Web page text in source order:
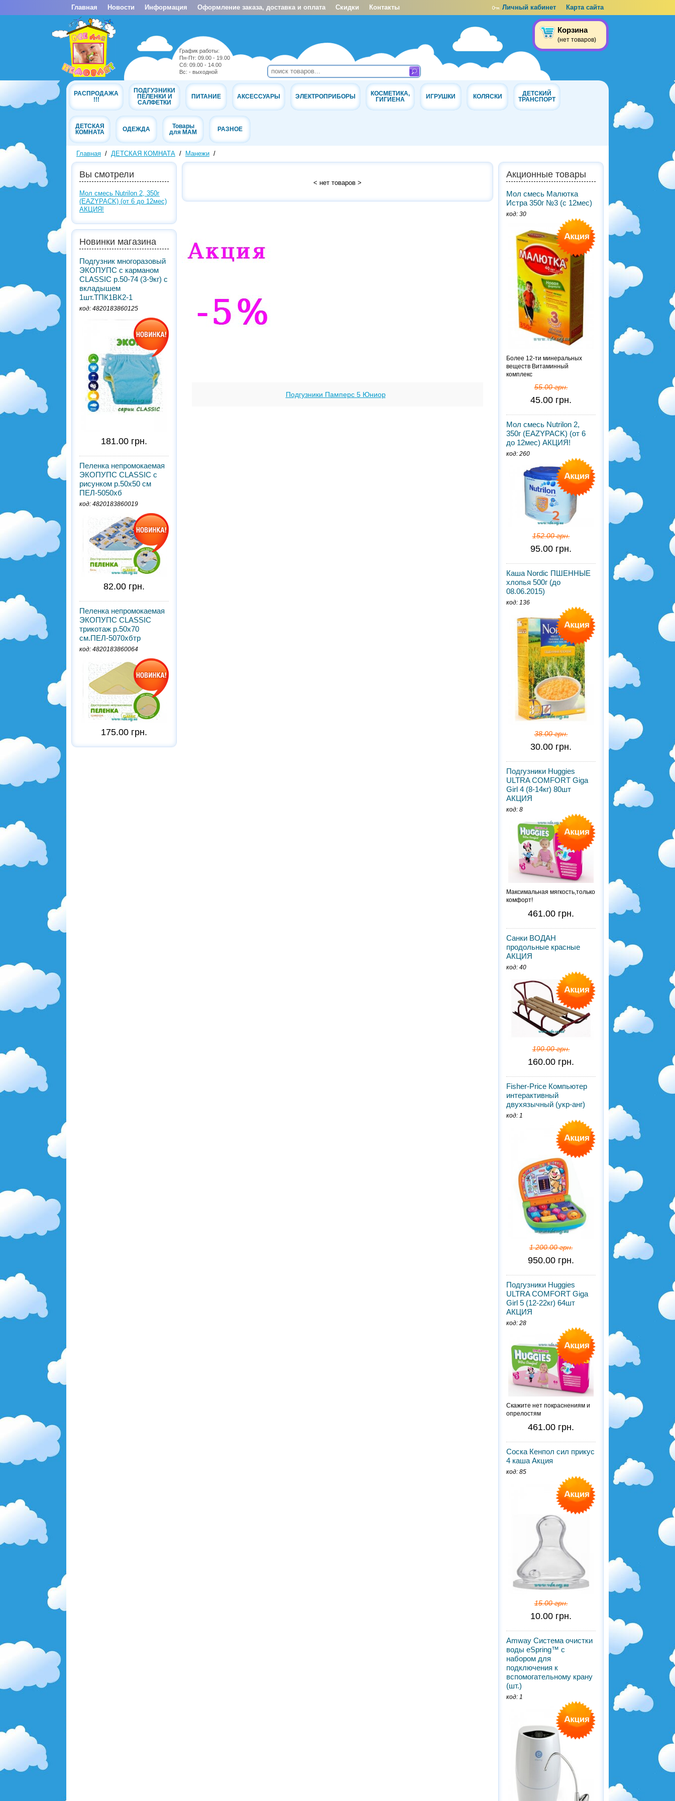
Главная Новости Информация Оформление заказа, доставка и оплата Скидки Контакты Личный кабинет Карта сайта
График работы:
Пн-Пт: 09.00 - 19.00
Cб: 09.00 - 14.00
Вс: - выходной
Корзина
(нет товаров)
РАСПРОДАЖА
!!!
ПОДГУЗНИКИ
ПЕЛЕНКИ И
САЛФЕТКИ
ПИТАНИЕ АКСЕССУАРЫ ЭЛЕКТРОПРИБОРЫ
КОСМЕТИКА,
ГИГИЕНА
ИГРУШКИ КОЛЯСКИ
ДЕТСКИЙ
ТРАНСПОРТ
ДЕТСКАЯ
КОМНАТА
ОДЕЖДА
Товары
для МАМ
РАЗНОЕ
Главная / ДЕТСКАЯ КОМНАТА / Манежи /
Вы смотрели
Мол смесь Nutrilon 2, 350г
(EAZYPACK) (от 6 до 12мес)
АКЦИЯ!
Новинки магазина
Подгузник многоразовый
ЭКОПУПС с карманом
CLASSIC р.50-74 (3-9кг) с
вкладышем
1шт.ТПК1ВК2-1
код: 4820183860125
181.00 грн.
Пеленка непромокаемая
ЭКОПУПС CLASSIC с
рисунком р.50х50 см
ПЕЛ-5050хб
код: 4820183860019
82.00 грн.
Пеленка непромокаемая
ЭКОПУПС CLASSIC
трикотаж р.50х70
см.ПЕЛ-5070хбтр
код: 4820183860064
175.00 грн.
< нет товаров >
Подгузники Памперс 5 Юниор
Акционные товары
Мол смесь Малютка
Истра 350г №3 (с 12мес)
код: 30
Более 12-ти минеральных
веществ Витаминный
комплекс
55.00 грн.
45.00 грн.
Мол смесь Nutrilon 2,
350г (EAZYPACK) (от 6
до 12мес) АКЦИЯ!
код: 260
152.00 грн.
95.00 грн.
Каша Nordic ПШЕННЫЕ
хлопья 500г (до
08.06.2015)
код: 136
38.00 грн.
30.00 грн.
Подгузники Huggies
ULTRA COMFORT Giga
Girl 4 (8-14кг) 80шт
АКЦИЯ
код: 8
Максимальная мягкость,только
комфорт!
461.00 грн.
Санки ВОДАН
продольные красные
АКЦИЯ
код: 40
190.00 грн.
160.00 грн.
Fisher-Price Компьютер
интерактивный
двухязычный (укр-анг)
код: 1
1 200.00 грн.
950.00 грн.
Подгузники Huggies
ULTRA COMFORT Giga
Girl 5 (12-22кг) 64шт
АКЦИЯ
код: 28
Скажите нет покраснениям и
опрелостям
461.00 грн.
Соска Кенпол сил прикус
4 каша Акция
код: 85
15.00 грн.
10.00 грн.
Amway Система очистки
воды eSpring™ с
набором для
подключения к
вспомогательному крану
(шт.)
код: 1